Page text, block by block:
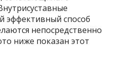
эффективный способ
непосредственно
ниже показан этот